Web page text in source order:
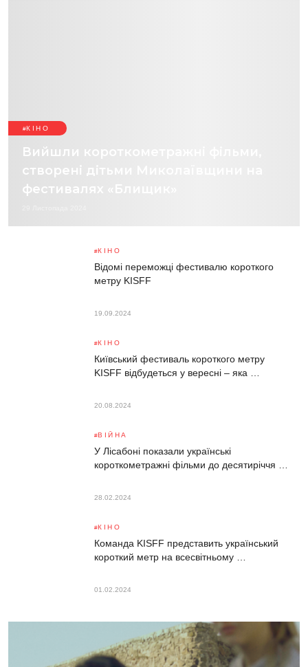
КІНО
Вийшли короткометражні фільми,
створені дітьми Миколаївщини на
фестивалях «Блищик»
КІНО
Відомі переможці фестивалю короткого
метру KISFF
19.09.2024
КІНО
Київський фестиваль короткого метру
KISFF відбудеться у вересні – яка …
20.08.2024
ВІЙНА
У Лісабоні показали українські
короткометражні фільми до десятиріччя …
28.02.2024
КІНО
Команда KISFF представить український
короткий метр на всесвітньому …
01.02.2024